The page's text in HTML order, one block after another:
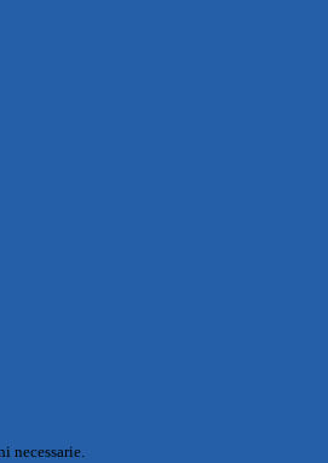
necessarie.